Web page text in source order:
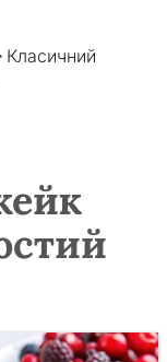
Класичний